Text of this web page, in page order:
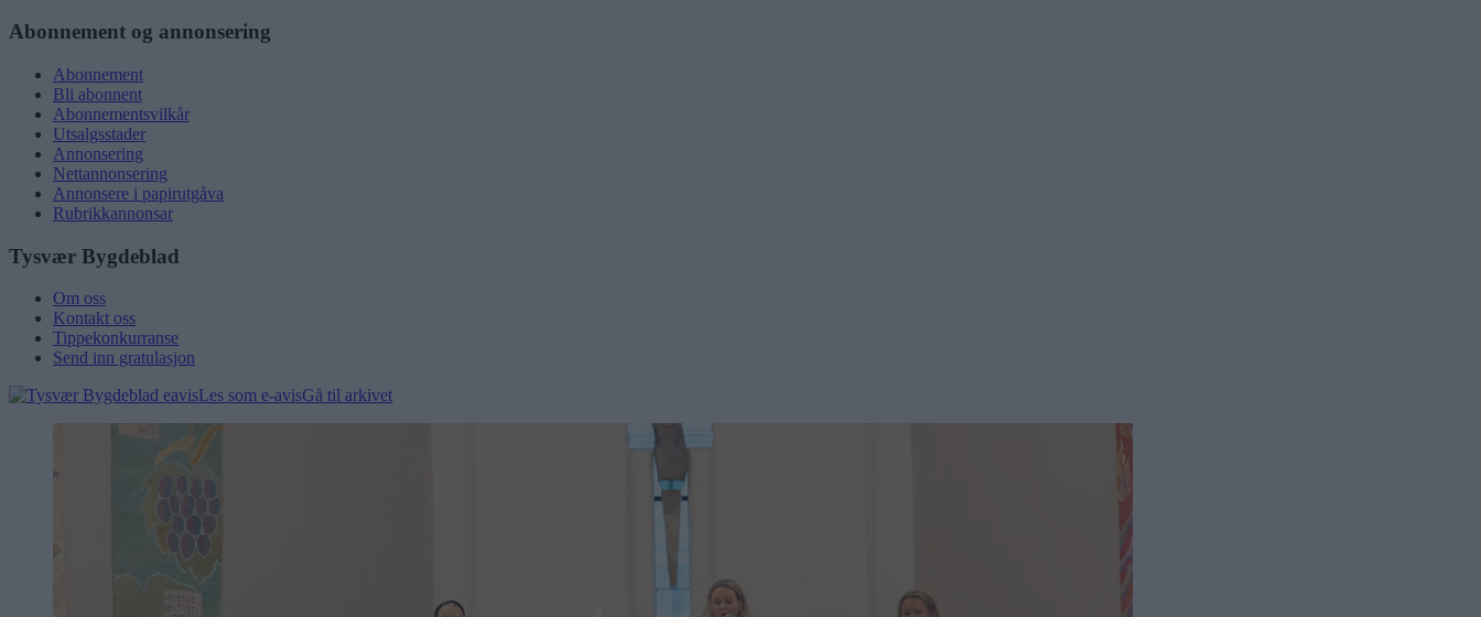
Abonnement og annonsering
Abonnement
Bli abonnent
Abonnementsvilkår
Utsalgsstader
Annonsering
Nettannonsering
Annonsere i papirutgåva
Rubrikkannonsar
Tysvær Bygdeblad
Om oss
Kontakt oss
Tippekonkurranse
Send inn gratulasjon
Les som e-avisGå til arkivet